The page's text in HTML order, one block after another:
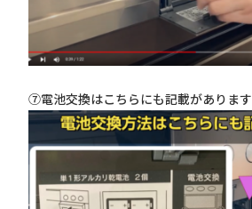
⑦電池交換はこちらにも記載があります